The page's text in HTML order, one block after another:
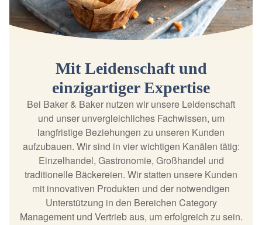
Mit Leidenschaft und
einzigartiger Expertise
Bei Baker & Baker nutzen wir unsere Leidenschaft
und unser unvergleichliches Fachwissen, um
langfristige Beziehungen zu unseren Kunden
aufzubauen. Wir sind in vier wichtigen Kanälen tätig:
Einzelhandel, Gastronomie, Großhandel und
traditionelle Bäckereien. Wir statten unsere Kunden
mit innovativen Produkten und der notwendigen
Unterstützung in den Bereichen Category
Management und Vertrieb aus, um erfolgreich zu sein.